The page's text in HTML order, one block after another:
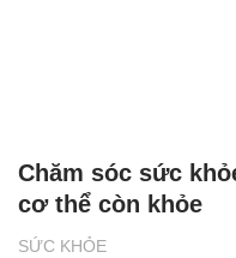
SỨC KHỎE
Chăm sóc sức
cơ thể còn khỏe